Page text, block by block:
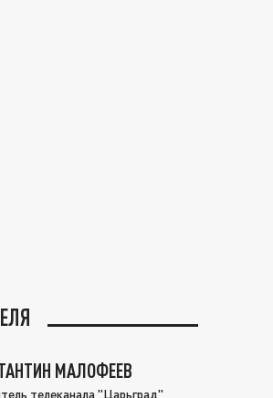
МАЛОФЕЕВ
телеканала "Царьград"